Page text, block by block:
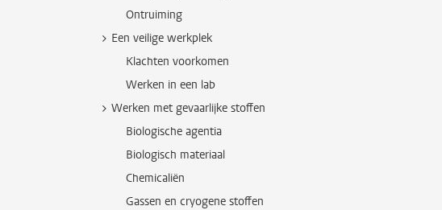
Ontruiming
Een veilige werkplek
Klachten voorkomen
Werken in een lab
Werken met gevaarlijke stoffen
Biologische agentia
Biologisch materiaal
Chemicaliën
Gassen en cryogene stoffen